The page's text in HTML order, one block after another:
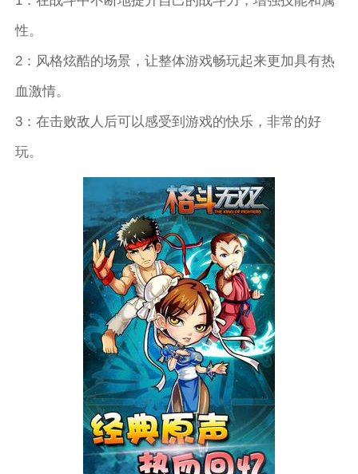
性。
2：风格炫酷的场景，让整体游戏畅玩起来更加具有热
血激情。
3：在击败敌人后可以感受到游戏的快乐，非常的好
玩。